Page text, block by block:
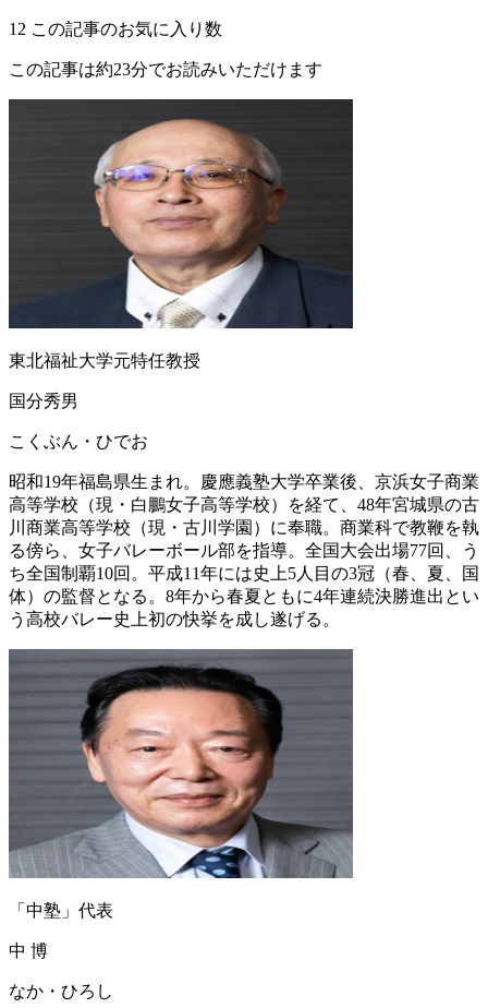
12 この記事のお気に入り数
この記事は約23分でお読みいただけます
東北福祉大学元特任教授
国分秀男
こくぶん・ひでお
昭和19年福島県生まれ。慶應義塾大学卒業後、京浜女子商業
高等学校（現・白鵬女子高等学校）を経て、48年宮城県の古
川商業高等学校（現・古川学園）に奉職。商業科で教鞭を執
る傍ら、女子バレーボール部を指導。全国大会出場77回、う
ち全国制覇10回。平成11年には史上5人目の3冠（春、夏、国
体）の監督となる。8年から春夏ともに4年連続決勝進出とい
う高校バレー史上初の快挙を成し遂げる。
「中塾」代表
中 博
なか・ひろし